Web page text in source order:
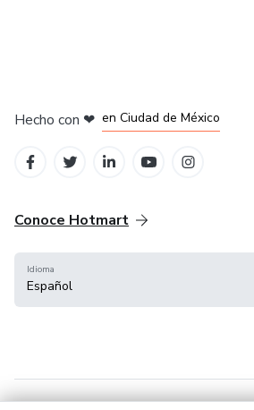
Hecho con ❤ en Ciudad de México
Conoce Hotmart
Idioma
Español